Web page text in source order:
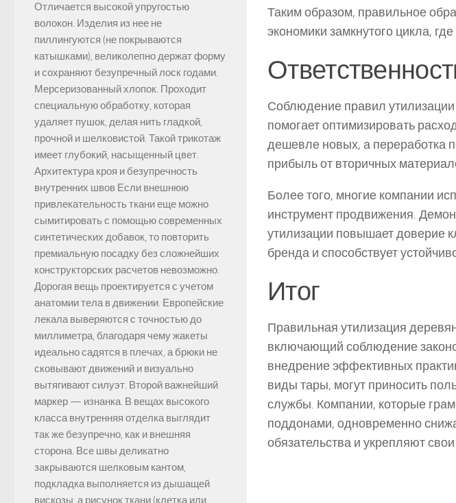
Таким образом, правильное
экономики замкнутого цикла,
Соблюдение правил
помогает оптимизировать
дешевле новых, а переработка
прибыль от вторичных
Более того, многие компании
инструмент продвижения.
утилизации повышает доверие
бренда и способствует
Итог
Правильная утилизация
включающий соблюдение
внедрение эффективных
виды тары, могут приносить
службы. Компании, которые
поддонами, одновременно
обязательства и укрепляют
Отличается высокой упругостью
волокон. Изделия из нее не
пиллингуются (не покрываются
катышками), великолепно держат форму
и сохраняют безупречный лоск годами.
Мерсеризованный хлопок. Проходит
специальную обработку, которая
удаляет пушок, делая нить гладкой,
прочной и шелковистой. Такой трикотаж
имеет глубокий, насыщенный цвет.
Архитектура кроя и безупречность
внутренних швов Если внешнюю
привлекательность ткани еще можно
сымитировать с помощью современных
синтетических добавок, то повторить
премиальную посадку без сложнейших
конструкторских расчетов невозможно.
Дорогая вещь проектируется с учетом
анатомии тела в движении. Европейские
лекала выверяются с точностью до
миллиметра, благодаря чему жакеты
идеально садятся в плечах, а брюки не
сковывают движений и визуально
вытягивают силуэт. Второй важнейший
маркер — изнанка. В вещах высокого
класса внутренняя отделка выглядит
так же безупречно, как и внешняя
сторона. Все швы деликатно
закрываются шелковым кантом,
подкладка выполняется из дышащей
вискозы, а рисунок ткани (клетка или